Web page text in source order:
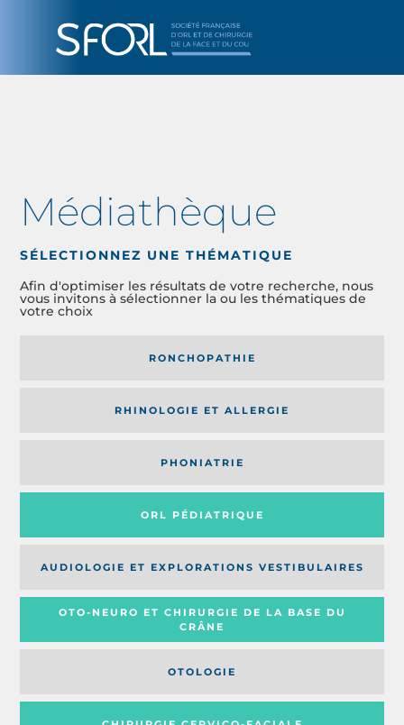
Médiathèque
SÉLECTIONNEZ UNE THÉMATIQUE
Afin d'optimiser les résultats de votre recherche, nous
vous invitons à sélectionner la ou les thématiques de
votre choix
RONCHOPATHIE
RHINOLOGIE ET ALLERGIE
PHONIATRIE
ORL PÉDIATRIQUE
AUDIOLOGIE ET EXPLORATIONS VESTIBULAIRES
OTO-NEURO ET CHIRURGIE DE LA BASE DU
CRÂNE
OTOLOGIE